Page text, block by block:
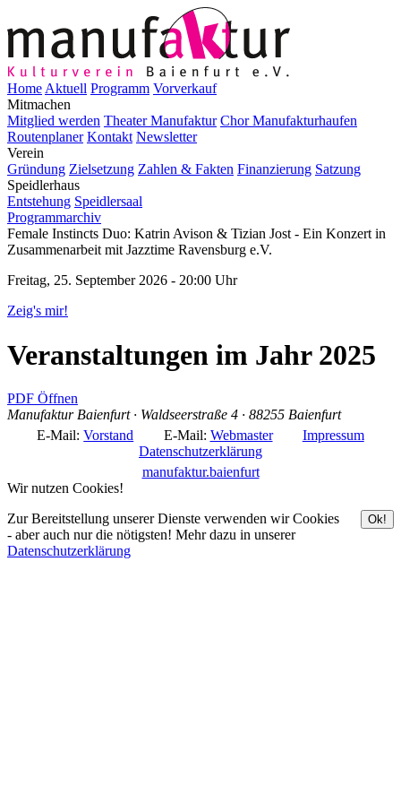
Home Aktuell Programm Vorverkauf
Mitmachen
Mitglied werden Theater Manufaktur Chor Manufakturhaufen
Routenplaner Kontakt Newsletter
Verein
Gründung Zielsetzung Zahlen & Fakten Finanzierung Satzung
Speidlerhaus
Entstehung Speidlersaal
Programmarchiv
Female Instincts Duo: Katrin Avison & Tizian Jost - Ein Konzert in
Zusammenarbeit mit Jazztime Ravensburg e.V.
Freitag, 25. September 2026 - 20:00 Uhr
Zeig's mir!
Veranstaltungen im Jahr 2025
PDF Öffnen
Manufaktur Baienfurt · Waldseerstraße 4 · 88255 Baienfurt
E-Mail:Vorstand E-Mail: Webmaster
Impressum
Datenschutzerklärung
manufaktur.baienfurt
Wir nutzen Cookies!
Zur Bereitstellung unserer Dienste verwenden wir Cookies
- aber auch nur die nötigsten! Mehr dazu in unserer
Datenschutzerklärung
Ok!